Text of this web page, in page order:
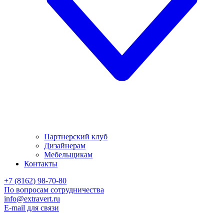
Партнерский клуб
Дизайнерам
Мебельщикам
Контакты
+7 (8162) 98-70-80
По вопросам сотрудничества
info@extravert.ru
E-mail для связи